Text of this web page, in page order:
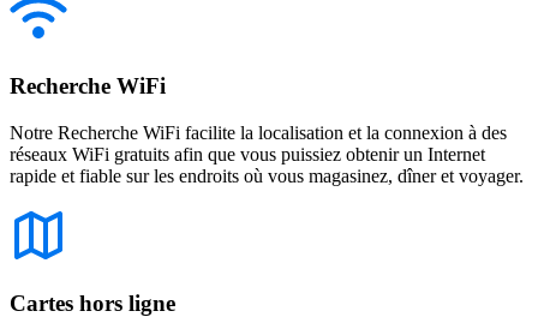
Recherche WiFi
Notre Recherche WiFi facilite la localisation et la connexion à des
réseaux WiFi gratuits afin que vous puissiez obtenir un Internet
rapide et fiable sur les endroits où vous magasinez, dîner et voyager.
Cartes hors ligne